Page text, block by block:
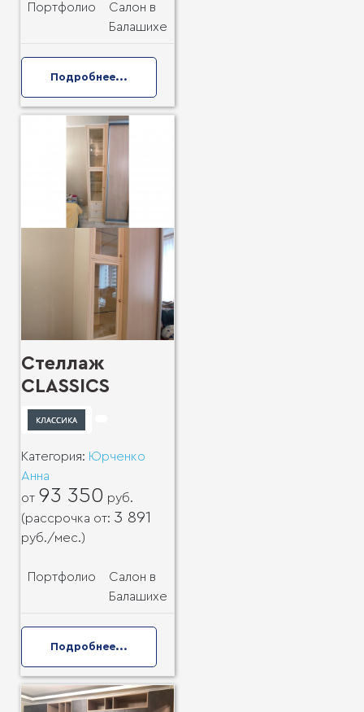
Портфолио
Салон в
Балашихе
Подробнее...
Стеллаж
CLASSICS
Категория: Юрченко
Анна
от 93 350 руб.
(рассрочка от: 3 891
руб./мес.)
Портфолио
Салон в
Балашихе
Подробнее...